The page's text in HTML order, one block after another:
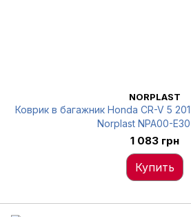
NORPLAST
Коврик в багажник Honda CR-V 5
Norplast NPA00-
1 083 грн
Купить